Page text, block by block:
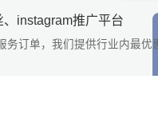
、instagram推广平台
订单，我们提供行业内最优